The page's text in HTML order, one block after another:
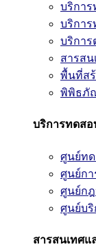
บริการ
บริการ
บริการ
สารสน
พื้นที่ส
พิพิธภั
บริการทดสอ
ศูนย์ทด
ศูนย์กา
ศูนย์ก
ศูนย์บ
สารสนเทศแ